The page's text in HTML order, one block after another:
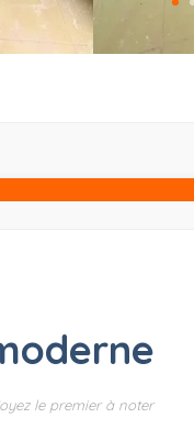
le premier à noter